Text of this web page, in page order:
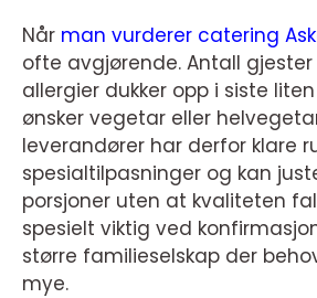
Når man vurderer catering
ofte avgjørende. Antall
allergier dukker opp i siste
ønsker vegetar eller
leverandører har derfor klare
spesialtilpasninger og kan
porsjoner uten at kvaliteten
spesielt viktig ved
større familieselskap der
mye.